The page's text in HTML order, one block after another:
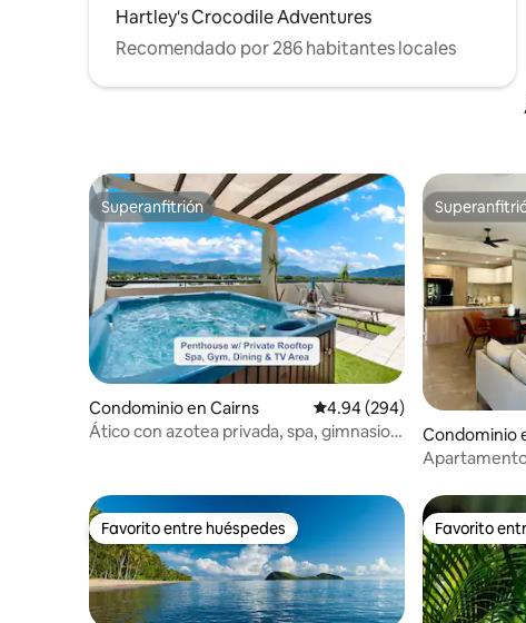
Hartley's Crocodile Adventures
Recomendado por 286 habitantes locales
Superanfitrión
Superanfitrión
Condominio en Cairns Calificación promedio:
4.94 (294)
Ático con azotea privada, spa, gimnasio,
Condominio
Favorito entre huéspedes
Favorito entre huéspedes Favorito
Favorito